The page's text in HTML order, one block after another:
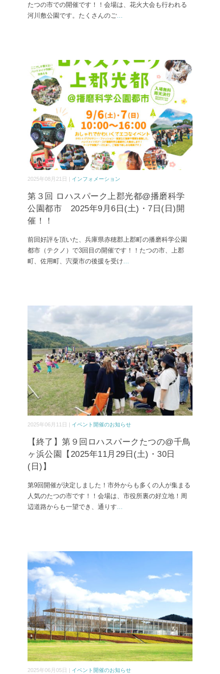
たつの市での開催です！！会場は、花火大会も行われる
河川敷公園です。たくさんのご...
2025年08月21日 | インフォメーション
第３回 ロハスパーク上郡光都@播磨科学
公園都市 2025年9月6日(土)・7日(日)開
催！！
前回好評を頂いた、兵庫県赤穂郡上郡町の播磨科学公園
都市（テクノ）で3回目の開催です！！たつの市、上郡
町、佐用町、宍粟市の後援を受け...
2025年06月11日 | イベント開催のお知らせ
【終了】第９回ロハスパークたつの@千鳥
ヶ浜公園【2025年11月29日(土)・30日
(日)】
第9回開催が決定しました！市外からも多くの人が集まる
人気のたつの市です！！会場は、市役所裏の好立地！周
辺道路からも一望でき、通りす...
2025年06月05日 | イベント開催のお知らせ